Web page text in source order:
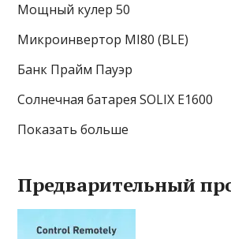
Мощный кулер 50
Микроинвертор MI80 (BLE)
Банк Прайм Пауэр
Солнечная батарея SOLIX E1600
Показать больше
Предварительный